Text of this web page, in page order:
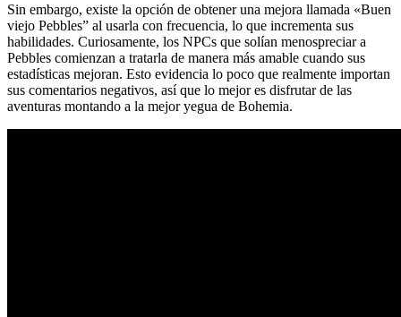
Sin embargo, existe la opción de obtener una mejora llamada «Buen
viejo Pebbles” al usarla con frecuencia, lo que incrementa sus
habilidades. Curiosamente, los NPCs que solían menospreciar a
Pebbles comienzan a tratarla de manera más amable cuando sus
estadísticas mejoran. Esto evidencia lo poco que realmente importan
sus comentarios negativos, así que lo mejor es disfrutar de las
aventuras montando a la mejor yegua de Bohemia.